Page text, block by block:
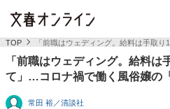
TOP 「前職はウェディング。給料は手取
「前職はウェディング。給料は
て」…コロナ禍で働く風俗嬢の
常田 裕／清談社